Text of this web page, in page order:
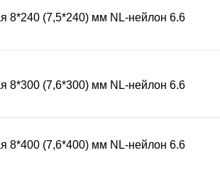
8*240 (7,5*240) мм NL-нейлон 6.6
8*300 (7,6*300) мм NL-нейлон 6.6
8*400 (7,6*400) мм NL-нейлон 6.6